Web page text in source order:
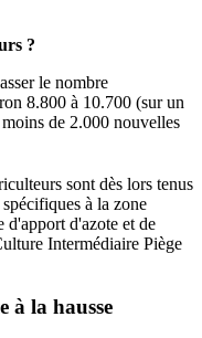
?
le nombre
8.800 à 10.700 (sur un
de 2.000 nouvelles
sont dès lors tenus
à la zone
d'apport d'azote et de
Intermédiaire Piège
à la hausse